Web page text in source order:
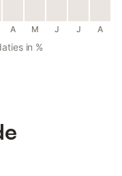
A M J J A
in %